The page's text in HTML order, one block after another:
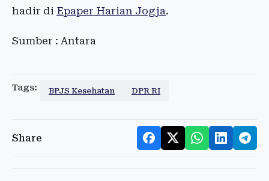
hadir di Epaper Harian Jogja.
Sumber : Antara
Tags: BPJS Kesehatan DPR RI
Share